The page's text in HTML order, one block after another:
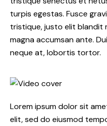
turpis egestas. Fusce
tristique, justo elit blandit
magna accumsan ante.
neque at, lobortis tortor.
Lorem ipsum dolor sit
elit, sed do eiusmod